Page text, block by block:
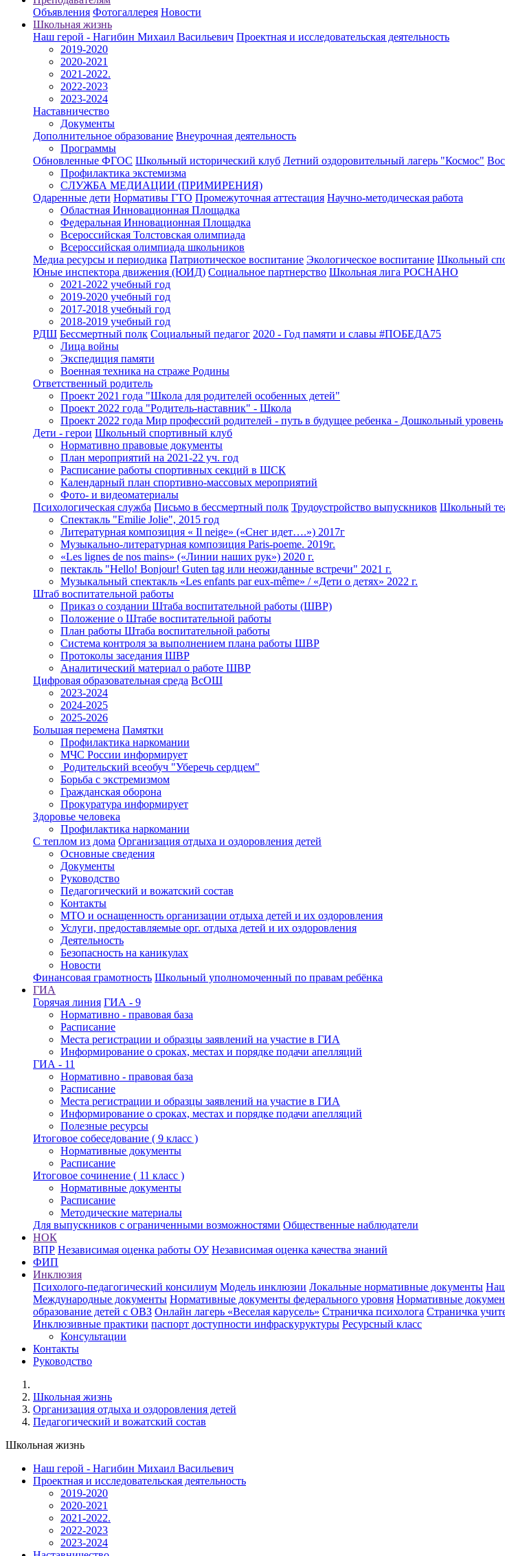
Объявления Фотогаллерея Новости
Школьная жизнь
Наш герой - Нагибин Михаил Васильевич Проектная и исследовательская деятельность
2019-2020
2020-2021
2021-2022.
2022-2023
2023-2024
Наставничество
Документы
Дополнительное образование Внеурочная деятельность
Программы
Обновленные ФГОС Школьный исторический клуб Летний оздоровительный лагерь "Космос"
Профилактика экстемизма
СЛУЖБА МЕДИАЦИИ (ПРИМИРЕНИЯ)
Одаренные дети Нормативы ГТО Промежуточная аттестация Научно-методическая работа
Областная Инновационная Площадка
Федеральная Инновационная Площадка
Всероссийская Толстовская олимпиада
Всероссийская олимпиада школьников
Медиа ресурсы и периодика Патриотическое воспитание Экологическое воспитание Школьный
Юные инспектора движения (ЮИД) Социальное партнерство Школьная лига РОСНАНО
2021-2022 учебный год
2019-2020 учебный год
2017-2018 учебный год
2018-2019 учебный год
РДШ Бессмертный полк Социальный педагог 2020 - Год памяти и славы #ПОБЕДА75
Лица войны
Экспедиция памяти
Военная техника на страже Родины
Ответственный родитель
Проект 2021 года "Школа для родителей особенных детей"
Проект 2022 года "Родитель-наставник" - Школа
Проект 2022 года Мир профессий родителей - путь в будущее ребенка - Дошкольный уровень
Дети - герои Школьный спортивный клуб
Нормативно правовые документы
План мероприятий на 2021-22 уч. год
Расписание работы спортивных секций в ШСК
Календарный план спортивно-массовых мероприятий
Фото- и видеоматериалы
Психологическая служба Письмо в бессмертный полк Трудоустройство выпускников Школьный
Спектакль "Emilie Jolie", 2015 год
Литературная композиция « Il neige» («Снег идет….») 2017г
Музыкально-литературная композиция Paris-poeme. 2019г.
«Les lignes de nos mains» («Линии наших рук») 2020 г.
пектакль "Hello! Bonjour! Guten tag или неожиданные встречи" 2021 г.
Музыкальный спектакль «Les enfants par eux-même» / «Дети о детях» 2022 г.
Штаб воспитательной работы
Приказ о создании Штаба воспитательной работы (ШВР)
Положение о Штабе воспитательной работы
План работы Штаба воспитательной работы
Система контроля за выполнением плана работы ШВР
Протоколы заседания ШВР
Аналитический материал о работе ШВР
Цифровая образовательная среда ВсОШ
2023-2024
2024-2025
2025-2026
Большая перемена Памятки
Профилактика наркомании
МЧС России информирует
Родительский всеобуч "Уберечь сердцем"
Борьба с экстремизмом
Гражданская оборона
Прокуратура информирует
Здоровье человека
Профилактика наркомании
С теплом из дома Организация отдыха и оздоровления детей
Основные сведения
Документы
Руководство
Педагогический и вожатский состав
Контакты
МТО и оснащенность организации отдыха детей и их оздоровления
Услуги, предоставляемые орг. отдыха детей и их оздоровления
Деятельность
Безопасность на каникулах
Новости
Финансовая грамотность Школьный уполномоченный по правам ребёнка
ГИА
Горячая линия ГИА - 9
Нормативно - правовая база
Расписание
Места регистрации и образцы заявлений на участие в ГИА
Информирование о сроках, местах и порядке подачи апелляций
ГИА - 11
Нормативно - правовая база
Расписание
Места регистрации и образцы заявлений на участие в ГИА
Информирование о сроках, местах и порядке подачи апелляций
Полезные ресурсы
Итоговое собеседование ( 9 класс )
Нормативные документы
Расписание
Итоговое сочинение ( 11 класс )
Нормативные документы
Расписание
Методические материалы
Для выпускников с ограниченными возможностями Общественные наблюдатели
НОК
ВПР Независимая оценка работы ОУ Независимая оценка качества знаний
ФИП
Инклюзия
Психолого-педагогический консилиум Модель инклюзии Локальные нормативные документы
Международные документы Нормативные документы федерального уровня Нормативные
образование детей с ОВЗ Онлайн лагерь «Веселая карусель» Страничка психолога Страничка
Инклюзивные практики паспорт доступности инфраскуруктуры Ресурсный класс
Консультации
Контакты
Руководство
Школьная жизнь
Организация отдыха и оздоровления детей
Педагогический и вожатский состав
Школьная жизнь
Наш герой - Нагибин Михаил Васильевич
Проектная и исследовательская деятельность
2019-2020
2020-2021
2021-2022.
2022-2023
2023-2024